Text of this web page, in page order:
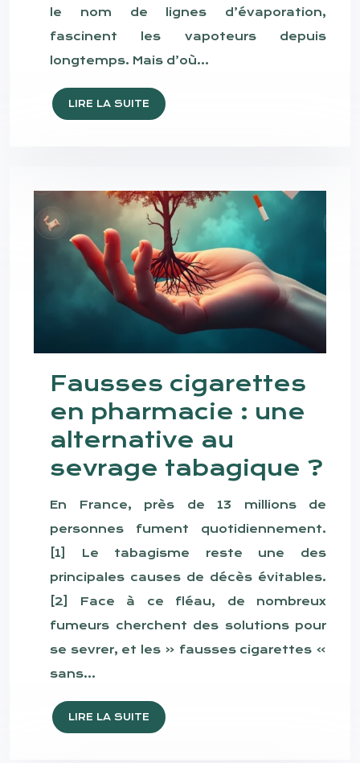
le nom de lignes d’évaporation,
fascinent les vapoteurs depuis
longtemps. Mais d’où…
LIRE LA SUITE
Fausses cigarettes
en pharmacie : une
alternative au
sevrage tabagique ?
En France, près de 13 millions de
personnes fument quotidiennement.
[1] Le tabagisme reste une des
principales causes de décès évitables.
[2] Face à ce fléau, de nombreux
fumeurs cherchent des solutions pour
se sevrer, et les « fausses cigarettes »
sans…
LIRE LA SUITE